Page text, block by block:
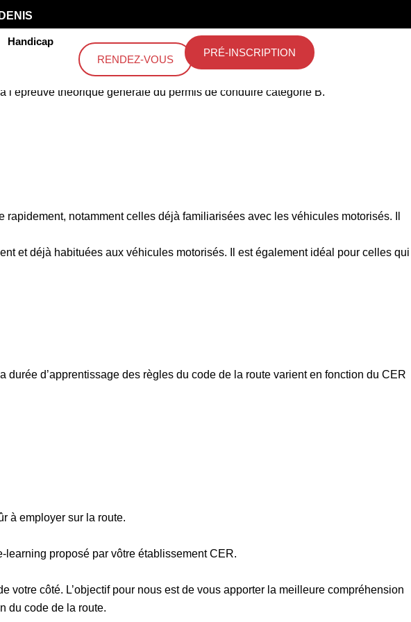
Financements
Handicap
RENDEZ-VOUS
PRÉ-INSCRIPTION
théorique générale du permis de conduire catégorie B.
notamment celles déjà familiarisées avec les véhicules motorisés. Il
et déjà habituées aux véhicules motorisés. Il est également idéal pour celles qui
d’apprentissage des règles du code de la route varient en fonction du CER
à employer sur la route.
proposé par vôtre établissement CER.
côté. L’objectif pour nous est de vous apporter la meilleure compréhension
du code de la route.